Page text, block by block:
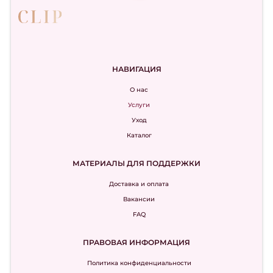
НАВИГАЦИЯ
О нас
Услуги
Уход
Каталог
МАТЕРИАЛЫ ДЛЯ ПОДДЕРЖКИ
Доставка и оплата
Вакансии
FAQ
ПРАВОВАЯ ИНФОРМАЦИЯ
Политика конфиденциальности